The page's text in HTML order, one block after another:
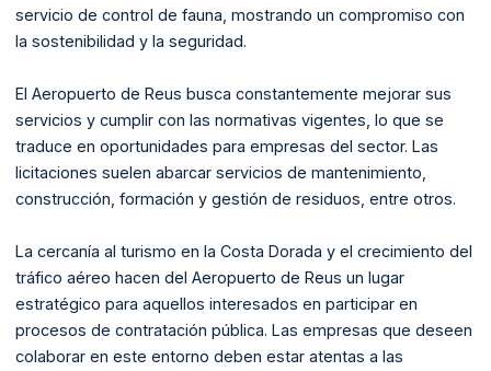
servicio de control de fauna, mostrando un compromiso con
la sostenibilidad y la seguridad.
El Aeropuerto de Reus busca constantemente mejorar sus
servicios y cumplir con las normativas vigentes, lo que se
traduce en oportunidades para empresas del sector. Las
licitaciones suelen abarcar servicios de mantenimiento,
construcción, formación y gestión de residuos, entre otros.
La cercanía al turismo en la Costa Dorada y el crecimiento del
tráfico aéreo hacen del Aeropuerto de Reus un lugar
estratégico para aquellos interesados en participar en
procesos de contratación pública. Las empresas que deseen
colaborar en este entorno deben estar atentas a las